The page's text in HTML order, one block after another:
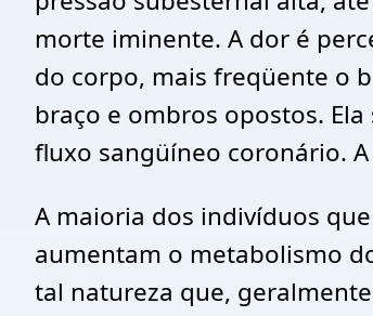
morte iminente. A dor é
do corpo, mais freqüente o
braço e ombros opostos.
fluxo sangüíneo coronário.
A maioria dos indivíduos
aumentam o metabolismo
tal natureza que,